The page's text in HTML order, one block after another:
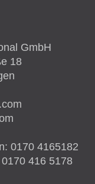
GmbH
18
: 0170 4165182
0170 416 5178